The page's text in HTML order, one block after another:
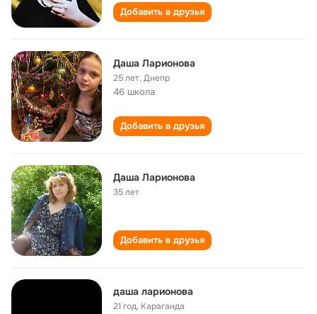
Добавить в друзья
Даша Ларионова
25 лет,Днепр
46 школа
Добавить в друзья
Даша Ларионова
35 лет
Добавить в друзья
даша ларионова
21 год, Караганда